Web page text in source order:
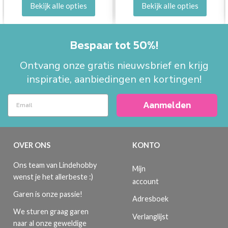
Bekijk alle opties Bekijk alle opties
Bespaar tot 50%!
Ontvang onze gratis nieuwsbrief en krijg
inspiratie, aanbiedingen en kortingen!
Aanmelden
OVER ONS
Ons team van Lindehobby
wenst je het allerbeste :)
Garen is onze passie!
We sturen graag garen
naar al onze geweldige
KONTO
Mijn
account
Adresboek
Verlanglijst